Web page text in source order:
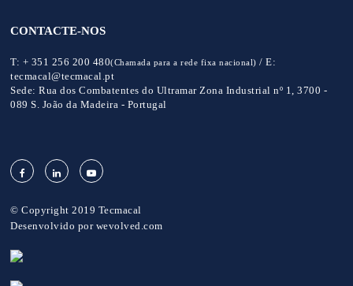
CONTACTE-NOS
T: + 351 256 200 480(Chamada para a rede fixa nacional) /E:
tecmacal@tecmacal.pt
Sede: Rua dos Combatentes do Ultramar Zona Industrial nº 1, 3700 -
089 S. João da Madeira - Portugal
© Copyright 2019 Tecmacal
Desenvolvido por wevolved.com